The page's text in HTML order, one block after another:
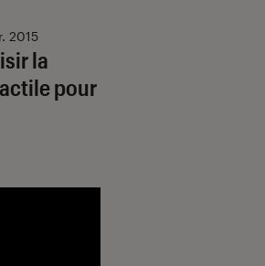
la
pour
2015